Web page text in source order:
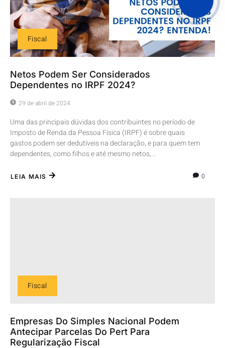
Fiscal
Netos Podem Ser Considerados
Dependentes no IRPF 2024?
29 de abril de 2024
Uma das principais dúvidas dos contribuintes no período de
Imposto de Renda da Pessoa Física (IRPF) é sobre quais
gastos podem ser dedutíveis na declaração, e para quem tem
dependentes, como filhos e até mesmo netos,...
LEIA MAIS 0
Fiscal
Empresas Do Simples Nacional Podem
Antecipar Parcelas Do Pert Para
Regularização Fiscal